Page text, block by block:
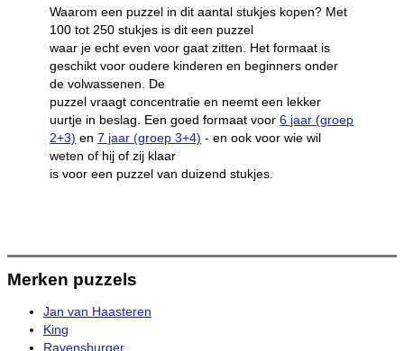
Waarom een puzzel in dit aantal stukjes kopen? Met
100 tot 250 stukjes is dit een puzzel
waar je echt even voor gaat zitten. Het formaat is
geschikt voor oudere kinderen en beginners onder
de volwassenen. De
puzzel vraagt concentratie en neemt een lekker
uurtje in beslag. Een goed formaat voor6 jaar (groep
2+3) en7 jaar (groep 3+4) - en ook voor wie wil
weten of hij of zij klaar
is voor een puzzel van duizend stukjes.
Merken puzzels
Jan van Haasteren
King
Ravensburger